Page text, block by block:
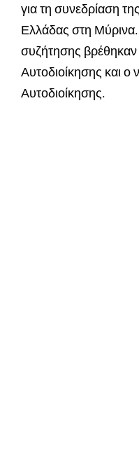
για τη συνεδρίαση
Ελλάδας στη Μύρινα.
συζήτησης βρέθηκαν
Αυτοδιοίκησης και ο
Αυτοδιοίκησης.